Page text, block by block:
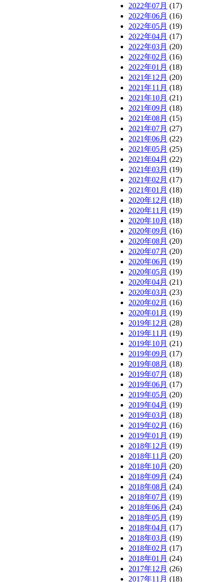
2022年07月 (17)
2022年06月 (16)
2022年05月 (19)
2022年04月 (17)
2022年03月 (20)
2022年02月 (16)
2022年01月 (18)
2021年12月 (20)
2021年11月 (18)
2021年10月 (21)
2021年09月 (18)
2021年08月 (15)
2021年07月 (27)
2021年06月 (22)
2021年05月 (25)
2021年04月 (22)
2021年03月 (19)
2021年02月 (17)
2021年01月 (18)
2020年12月 (18)
2020年11月 (19)
2020年10月 (18)
2020年09月 (16)
2020年08月 (20)
2020年07月 (20)
2020年06月 (19)
2020年05月 (19)
2020年04月 (21)
2020年03月 (23)
2020年02月 (16)
2020年01月 (19)
2019年12月 (28)
2019年11月 (19)
2019年10月 (21)
2019年09月 (17)
2019年08月 (18)
2019年07月 (18)
2019年06月 (17)
2019年05月 (20)
2019年04月 (19)
2019年03月 (18)
2019年02月 (16)
2019年01月 (19)
2018年12月 (19)
2018年11月 (20)
2018年10月 (20)
2018年09月 (24)
2018年08月 (24)
2018年07月 (19)
2018年06月 (24)
2018年05月 (19)
2018年04月 (17)
2018年03月 (19)
2018年02月 (17)
2018年01月 (24)
2017年12月 (26)
2017年11月 (18)